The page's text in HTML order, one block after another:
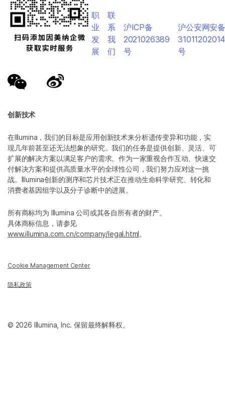
创新技术
在Illumina，我们的目标是应用创新技术来分析遗传变异和功能，实
现几年前甚至还无法想象的研究。我们的任务是提供创新、灵活、可
扩展的解决方案以满足客户的需求。作为一家重视合作互动、快速交
付解决方案和提供高质量水平的全球性公司，我们努力应对这一挑
战。Illumina创新的测序和芯片技术正在推动生命科学研究、转化和
消费者基因组学以及分子诊断中的进展。
所有商标均为 Illumina 公司或其各自所有者的财产。
具体商标信息，请参见
www.illumina.com.cn/company/legal.html。
Cookie Management Center
隐私政策
职
业
发
展
联
系
我
们
沪ICP备
2021026389
号
沪公安网安
号
© 2026 Illumina, Inc. 保留最终解释权。